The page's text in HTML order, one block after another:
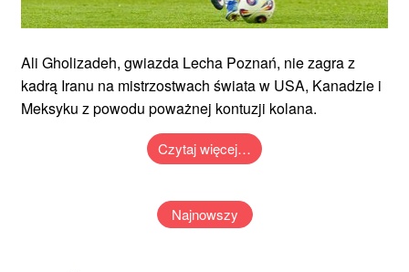
Ali Gholizadeh, gwiazda Lecha Poznań, nie zagra z
kadrą Iranu na mistrzostwach świata w USA, Kanadzie i
Meksyku z powodu poważnej kontuzji kolana.
Czytaj więcej…
Najnowszy